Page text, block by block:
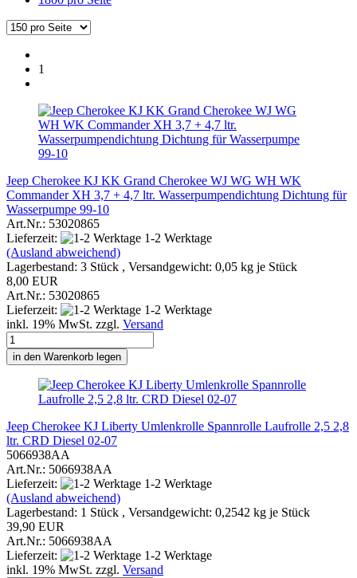
1
Jeep Cherokee KJ KK Grand Cherokee WJ WG WH WK
Commander XH 3,7 + 4,7 ltr. Wasserpumpendichtung Dichtung für
Wasserpumpe 99-10
Art.Nr.: 53020865
Lieferzeit:
1-2 Werktage
(Ausland abweichend)
Lagerbestand: 3 Stück , Versandgewicht: 0,05 kg je Stück
8,00 EUR
Art.Nr.: 53020865
Lieferzeit:
1-2 Werktage
inkl. 19% MwSt. zzgl. Versand
in den Warenkorb legen
Jeep Cherokee KJ Liberty Umlenkrolle Spannrolle Laufrolle 2,5 2,8
ltr. CRD Diesel 02-07
5066938AA
Art.Nr.: 5066938AA
Lieferzeit:
1-2 Werktage
(Ausland abweichend)
Lagerbestand: 1 Stück , Versandgewicht: 0,2542 kg je Stück
39,90 EUR
Art.Nr.: 5066938AA
Lieferzeit:
1-2 Werktage
inkl. 19% MwSt. zzgl. Versand